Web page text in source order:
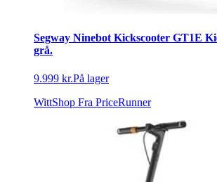
Segway Ninebot Kickscooter GT1E
grå.
9.999 kr.På lager
WittShop Fra PriceRunner